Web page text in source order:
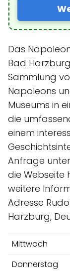
Das
Bad
Sammlung
Napoleons
Museums in
die
einem
Anfrage
die
weitere
Adresse
Harzburg,
Mittwoch
Donnerstag